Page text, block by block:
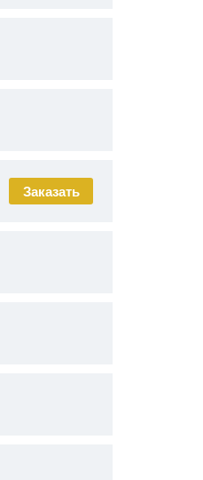
Заказать